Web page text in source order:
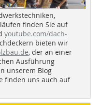
finden Sie auf
youtube.com/dach-
bieten wir
, der an einer
Ausführung
unserem Blog
finden uns auch auf